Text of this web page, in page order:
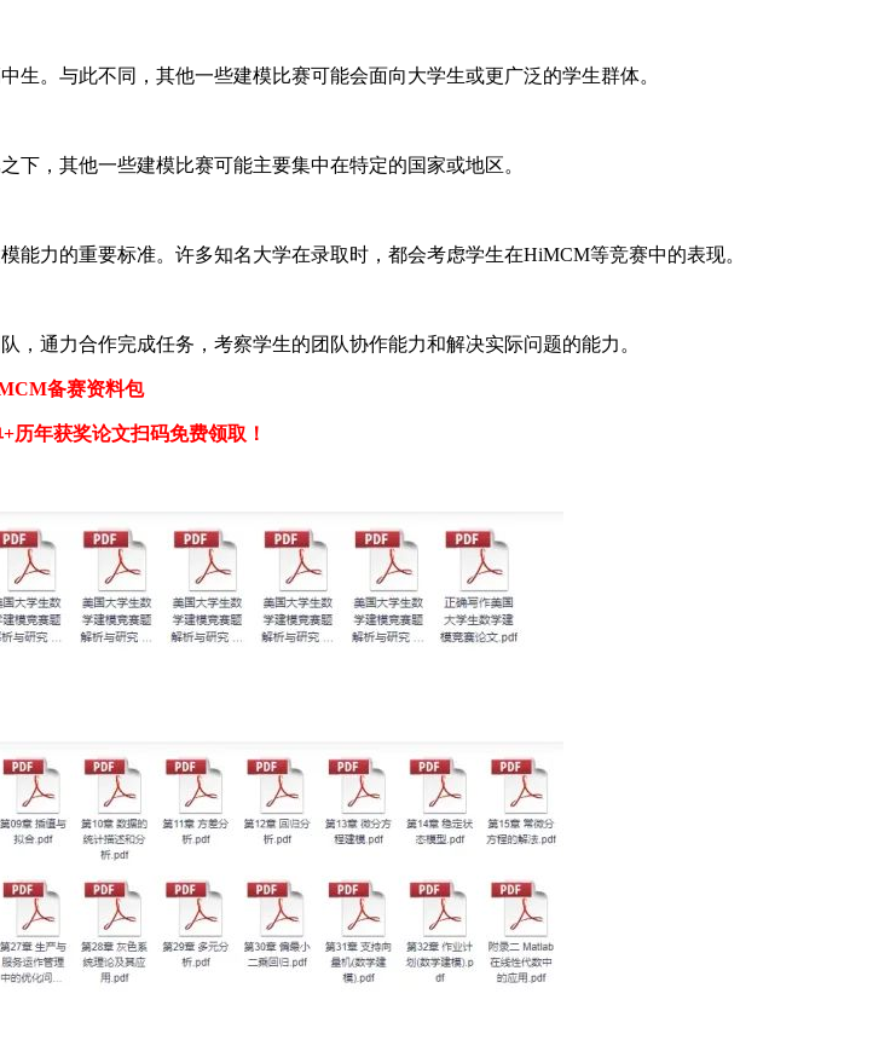
。与此不同，其他一些建模比赛可能会面向大学生或更广泛的学生群体。
，其他一些建模比赛可能主要集中在特定的国家或地区。
力的重要标准。许多知名大学在录取时，都会考虑学生在HiMCM等竞赛中的表现。
通力合作完成任务，考察学生的团队协作能力和解决实际问题的能力。
备赛资料包
历年获奖论文扫码免费领取！